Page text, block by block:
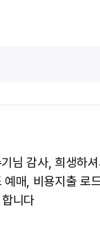
님 감사, 희생하
예매, 비용지출 로
니다